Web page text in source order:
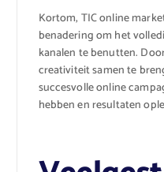
Kortom, TIC online
benadering om het
kanalen te benutten.
creativiteit samen te
succesvolle online
hebben en resultaten